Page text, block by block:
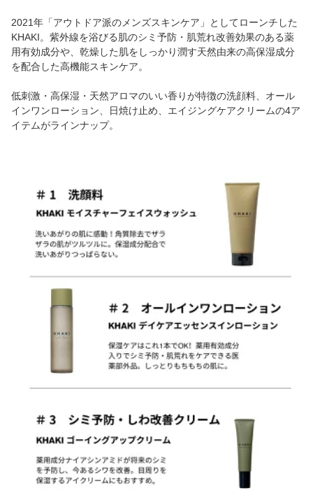
2021年「アウトドア派のメンズスキンケア」としてローンチした
KHAKI。紫外線を浴びる肌のシミ予防・肌荒れ改善効果のある薬
用有効成分や、乾燥した肌をしっかり潤す天然由来の高保湿成分
を配合した高機能スキンケア。
低刺激・高保湿・天然アロマのいい香りが特徴の洗顔料、オール
インワンローション、日焼け止め、エイジングケアクリームの4ア
イテムがラインナップ。